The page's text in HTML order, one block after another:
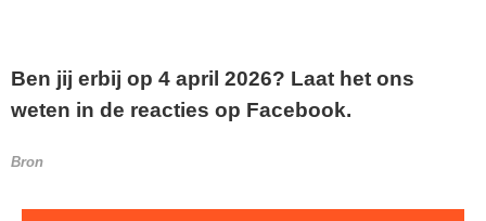
Ben jij erbij op 4 april 2026? Laat het ons
weten in de reacties op Facebook.
Bron